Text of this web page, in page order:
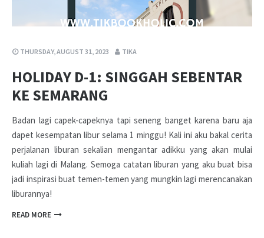
THURSDAY, AUGUST 31, 2023 TIKA
HOLIDAY D-1: SINGGAH SEBENTAR
KE SEMARANG
Badan lagi capek-capeknya tapi seneng banget karena baru aja
dapet kesempatan libur selama 1 minggu! Kali ini aku bakal cerita
perjalanan liburan sekalian mengantar adikku yang akan mulai
kuliah lagi di Malang. Semoga catatan liburan yang aku buat bisa
jadi inspirasi buat temen-temen yang mungkin lagi merencanakan
liburannya!
READ MORE